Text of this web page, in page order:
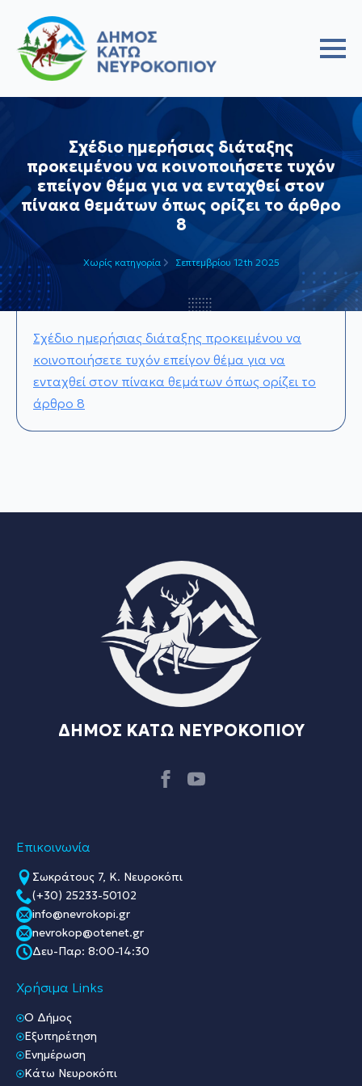
Σχέδιο ημερήσιας διάταξης
προκειμένου να κοινοποιήσετε τυχόν
επείγον θέμα για να ενταχθεί στον
πίνακα θεμάτων όπως ορίζει το άρθρο
8
Χωρίς κατηγορία Σεπτεμβρίου 12th 2025
Σχέδιο ημερήσιας διάταξης προκειμένου να
κοινοποιήσετε τυχόν επείγον θέμα για να
ενταχθεί στον πίνακα θεμάτων όπως ορίζει το
άρθρο 8
ΔΗΜΟΣ ΚΑΤΩ ΝΕΥΡΟΚΟΠΙΟΥ
Επικοινωνία
Σωκράτους 7, Κ. Νευροκόπι
(+30) 25233-50102
info@nevrokopi.gr
nevrokop@otenet.gr
Δευ-Παρ: 8:00-14:30
Χρήσιμα Links
O Δήμος
Εξυπηρέτηση
Ενημέρωση
Κάτω Νευροκόπι